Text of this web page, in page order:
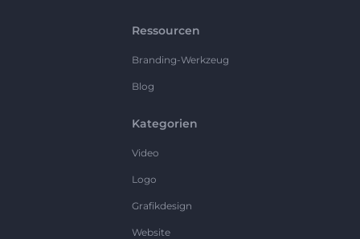
Ressourcen
Branding-Werkzeug
Blog
Kategorien
Video
Logo
Grafikdesign
Website